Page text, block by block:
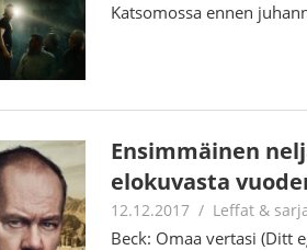
Katsomossa ennen
Ensimmäinen
elokuvasta
12.12.2017 Juha
Leffat &
Beck: Omaa vertasi (Ditt